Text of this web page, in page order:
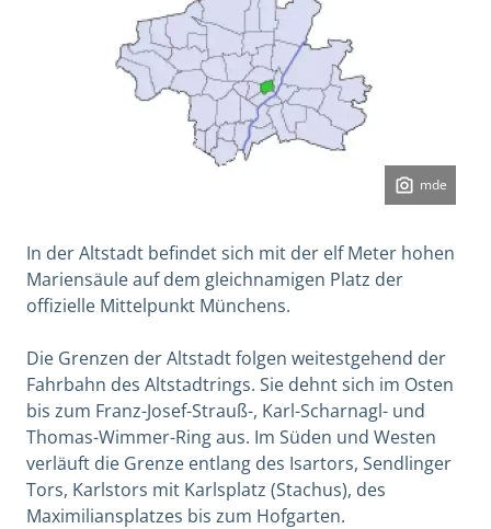
mde
In der Altstadt befindet sich mit der elf Meter hohen
Mariensäule auf dem gleichnamigen Platz der
offizielle Mittelpunkt Münchens.
Die Grenzen der Altstadt folgen weitestgehend der
Fahrbahn des Altstadtrings. Sie dehnt sich im Osten
bis zum Franz-Josef-Strauß-, Karl-Scharnagl- und
Thomas-Wimmer-Ring aus. Im Süden und Westen
verläuft die Grenze entlang des Isartors, Sendlinger
Tors, Karlstors mit Karlsplatz (Stachus), des
Maximiliansplatzes bis zum Hofgarten.